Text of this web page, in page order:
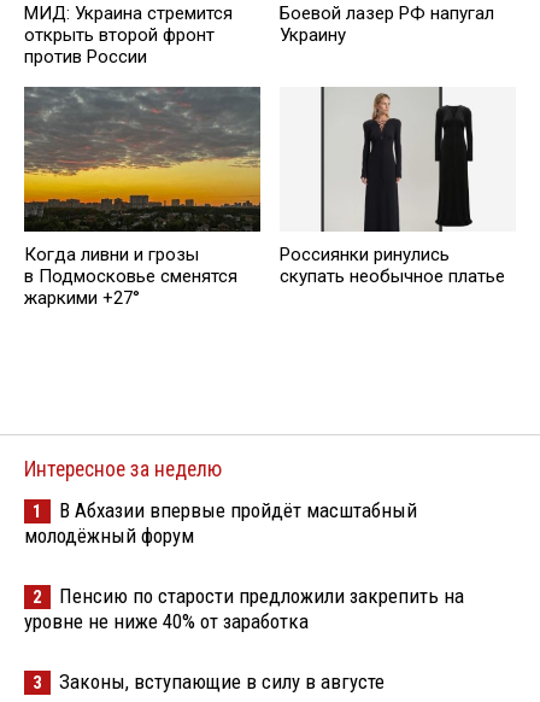
МИД: Украина стремится
открыть второй фронт
против России
Боевой лазер РФ напугал
Украину
Когда ливни и грозы
в Подмосковье сменятся
жаркими +27°
Россиянки ринулись
скупать необычное платье
Интересное за неделю
1
В Абхазии впервые пройдёт масштабный
молодёжный форум
2
Пенсию по старости предложили закрепить на
уровне не ниже 40% от заработка
3 Законы, вступающие в силу в августе